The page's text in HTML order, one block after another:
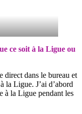
ce soit à la Ligue ou
direct dans le bureau et
la Ligue. J’ai d’abord
à la Ligue pendant les